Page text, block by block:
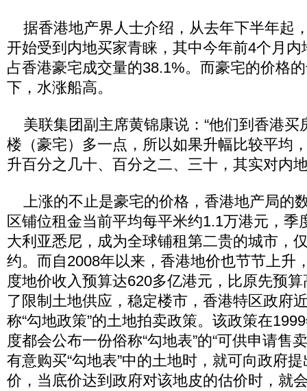
据香港地产界人士介绍，从去年下半年起
开始受到内地买家青睐，其中今年前4个月
占香港豪宅成交量的38.1%。而豪宅的价格
下，水涨船高。
美联集团副主席黄锦康说：“他们到香港买
楼（豪宅）多一点，所以如果升幅比较平均
升百分之几十、百分之二、三十，其实对内
上涨的不止是豪宅的价格，香港地产局的
区铺位租金当前平均每平米约1.1万港元，季
大利亚悉尼，成为全球铺租第二贵的城市，
约。而自2008年以来，香港地价也节节上升
度地价收入预算达620多亿港元，比原先预
了限制土地供应，稳定楼市，香港特区政府
称“勾地政策”的土地拍卖政策。该政策在
度都会公布一份俗称“勾地表”的“可供申请售
有意购买“勾地表”中的土地时，就可向政府
价，当底价达到政府对该地皮的估价时，就